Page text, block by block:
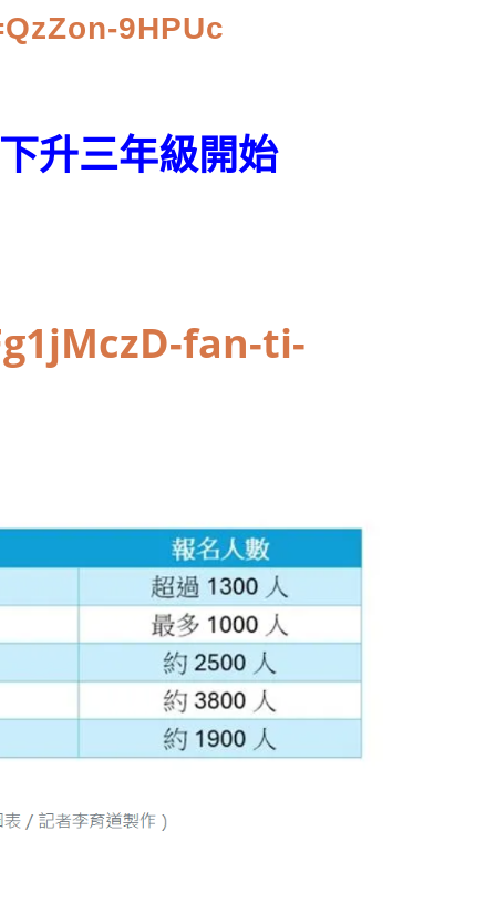
9HPUc
升三年級開始
fan-ti-